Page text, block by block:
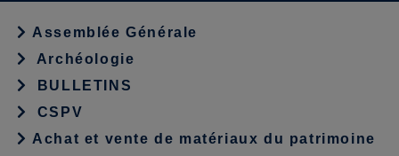
Assemblée Générale
Archéologie
BULLETINS
CSPV
Achat et vente de matériaux du patrimoine